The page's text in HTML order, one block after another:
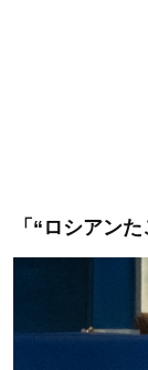
「“ロシアン